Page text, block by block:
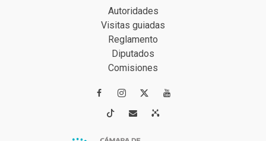
Autoridades
Visitas guiadas
Reglamento
Diputados
Comisiones
 
 